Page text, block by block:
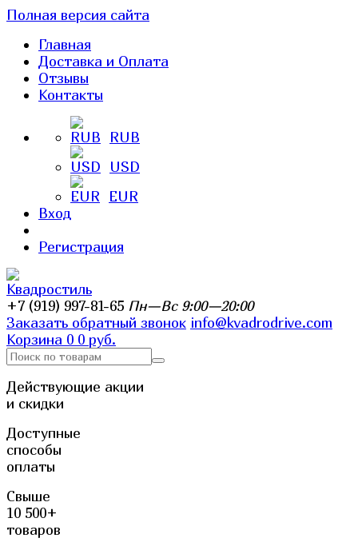
Полная версия сайта
Главная
Доставка и Оплата
Отзывы
Контакты
RUB
USD
EUR
Вход
Регистрация
+7 (919) 997-81-65 Пн—Вс 9:00—20:00
Заказать обратный звонок info@kvadrodrive.com
Корзина 0 0 руб.
Действующие акции
и скидки
Доступные
способы
оплаты
Свыше
10 500+
товаров